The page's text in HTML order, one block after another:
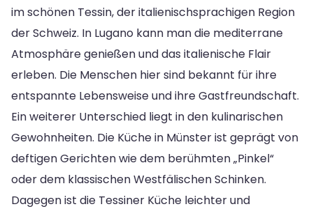
im schönen Tessin, der italienischsprachigen Region
der Schweiz. In Lugano kann man die mediterrane
Atmosphäre genießen und das italienische Flair
erleben. Die Menschen hier sind bekannt für ihre
entspannte Lebensweise und ihre Gastfreundschaft.
Ein weiterer Unterschied liegt in den kulinarischen
Gewohnheiten. Die Küche in Münster ist geprägt von
deftigen Gerichten wie dem berühmten „Pinkel“
oder dem klassischen Westfälischen Schinken.
Dagegen ist die Tessiner Küche leichter und